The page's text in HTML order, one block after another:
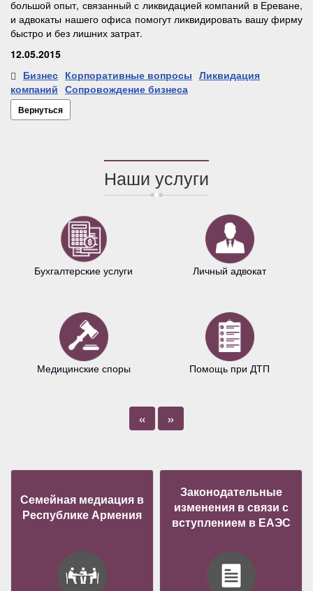
большой опыт, связанный с ликвидацией компаний в Ереване,
и адвокаты нашего офиса помогут ликвидировать вашу фирму
быстро и без лишних затрат.
12.05.2015
Бизнес Корпоративные вопросы Ликвидация
компаний Сопровождение бизнеса
Вернуться
Наши услуги
Бухгалтерские услуги
Медицинские споры
Личный адвокат
Помощь при ДТП
« »
Семейная медиация в
Республике Армения
Законодательные
изменения в связи с
вступлением в ЕАЭС